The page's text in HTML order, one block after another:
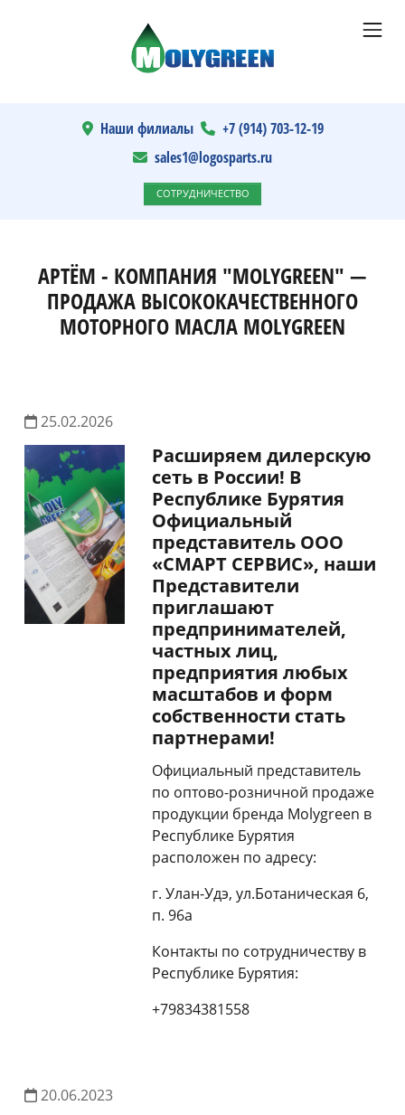
Наши филиалы
+7 (914) 703-12-19
sales1@logosparts.ru
СОТРУДНИЧЕСТВО
АРТЁМ - КОМПАНИЯ "MOLYGREEN" —
ПРОДАЖА ВЫСОКОКАЧЕСТВЕННОГО
МОТОРНОГО МАСЛА MOLYGREEN
25.02.2026
Расширяем дилерскую
сеть в России! В
Республике Бурятия
Официальный
представитель ООО
«СМАРТ СЕРВИС», наши
Представители
приглашают
предпринимателей,
частных лиц,
предприятия любых
масштабов и форм
собственности стать
партнерами!
Официальный представитель
по оптово-розничной продаже
продукции бренда Molygreen в
Республике Бурятия
расположен по адресу:
г. Улан-Удэ, ул.Ботаническая 6,
п. 96а
Контакты по сотрудничеству в
Республике Бурятия:
+79834381558
20.06.2023